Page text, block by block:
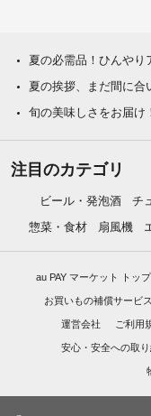
夏の必需品！ひんやり
夏の挨拶、まだ間に合
旬の美味しさをお届け
注目のカテゴリ
ビール・発泡酒 チ
惣菜・食材
扇風機
au PAY マーケット トップ
お買いもの補償サービス
運営会社 ご利用
安心・安全への取